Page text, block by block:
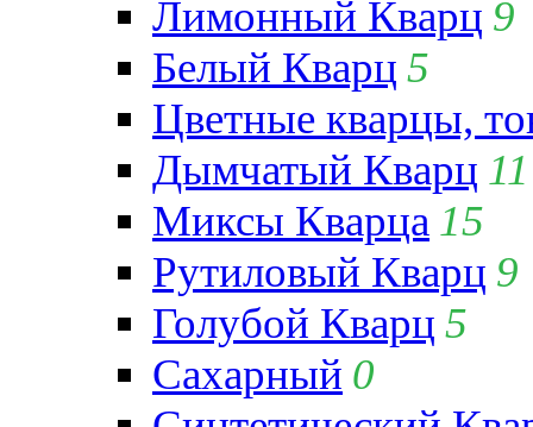
Лимонный Кварц 9
Белый Кварц 5
Цветные кварцы,
Дымчатый Кварц 11
Миксы Кварца 15
Рутиловый Кварц 9
Голубой Кварц 5
Сахарный 0